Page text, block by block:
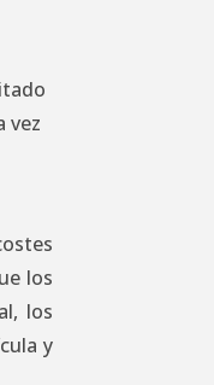
vez
los
los
y